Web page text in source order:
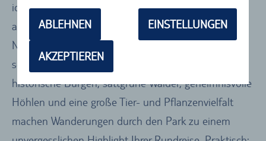
ABLEHNEN EINSTELLUNGEN
AKZEPTIEREN
idyllischen Schlossparks thront. Cēsis gilt allerdings
auch als Tor zum Nationalpark Gauja. Der älteste
Nationalpark des Landes ist ein Natur-Idyll, das
seinesgleichen sucht. Bizarre Felsformationen,
historische Burgen, sattgrüne Wälder, geheimnisvolle
Höhlen und eine große Tier- und Pflanzenvielfalt
machen Wanderungen durch den Park zu einem